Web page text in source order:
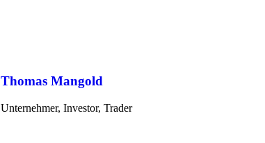
Thomas Mangold
Unternehmer, Investor, Trader